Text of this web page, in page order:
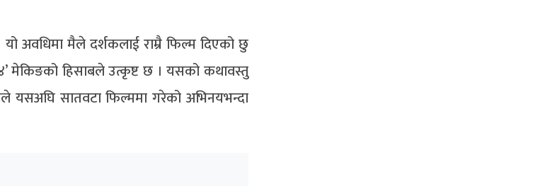
यो अवधिमा मैले दर्शकलाई राम्रै फिल्म दिएको छु
मेकिङको हिसाबले उत्कृष्ट छ । यसको कथावस्तु
यसअघि सातवटा फिल्ममा गरेको अभिनयभन्दा